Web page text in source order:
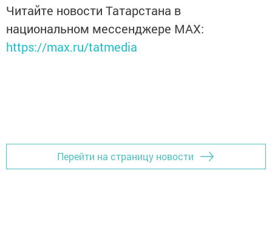
Читайте новости Татарстана в
национальном мессенджере MАХ:
https://max.ru/tatmedia
Перейти на страницу новости